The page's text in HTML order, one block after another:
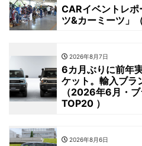
CARイベントレ
ツ&カーミーツ」
2026年8月7日
6カ月ぶりに前年
ケット。輸入ブラ
（2026年6月・
TOP20 ）
2026年8月6日